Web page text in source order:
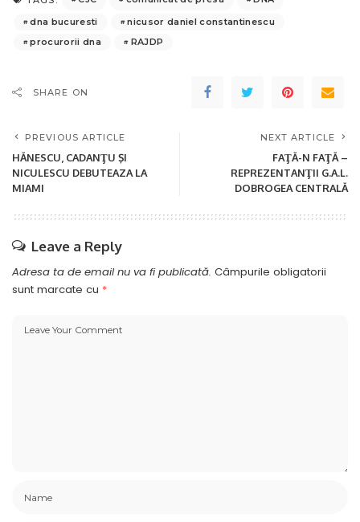
dna bucuresti
nicusor daniel constantinescu
procurorii dna
RAJDP
SHARE ON
PREVIOUS ARTICLE
HĂNESCU, CADANŢU ŞI
NICULESCU DEBUTEAZA LA
MIAMI
NEXT ARTICLE
FAŢĂ-N FAŢĂ –
REPREZENTANŢII G.A.L.
DOBROGEA CENTRALĂ
Leave a Reply
Adresa ta de email nu va fi publicată. Câmpurile obligatorii
sunt marcate cu *